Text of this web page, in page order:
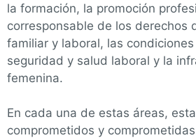
la formación, la promoción
corresponsable de los derechos
familiar y laboral, las
seguridad y salud laboral y la
femenina.
En cada una de estas áreas,
comprometidos y comprometidas